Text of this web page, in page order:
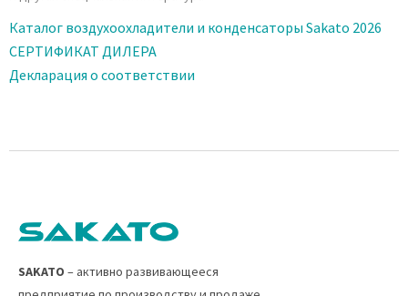
Каталог воздухоохладители и конденсаторы Sakato 2026
СЕРТИФИКАТ ДИЛЕРА
Декларация о соответствии
SAKATO – активно развивающееся